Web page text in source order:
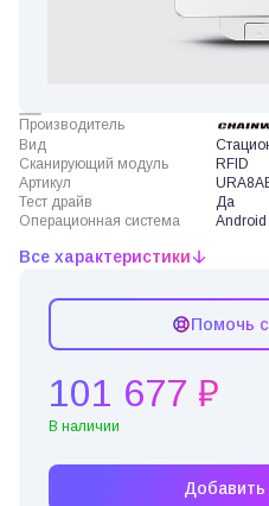
Производитель
Вид
Сканирующий модуль
RFID
Артикул
Тест драйв
Да
Операционная система
Android
Все характеристики
Помочь
101 677 ₽
В наличии
Добавить